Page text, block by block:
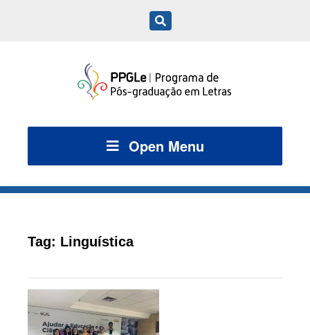
Open Menu
Tag: Linguística